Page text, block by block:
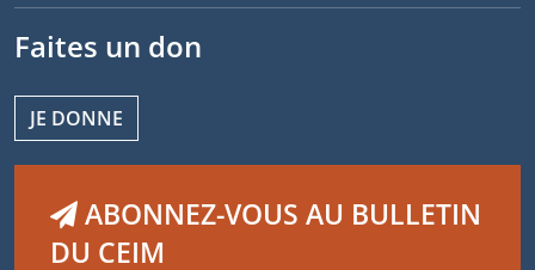
Faites un don
JE DONNE
ABONNEZ-VOUS AU BULLETIN
DU CEIM